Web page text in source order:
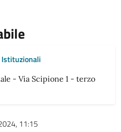
- Via Scipione 1 - terzo
11:15